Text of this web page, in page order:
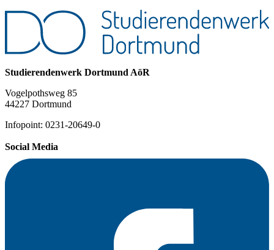
Studierendenwerk Dortmund AöR
Vogelpothsweg 85
44227 Dortmund
Infopoint: 0231-20649-0
Social Media